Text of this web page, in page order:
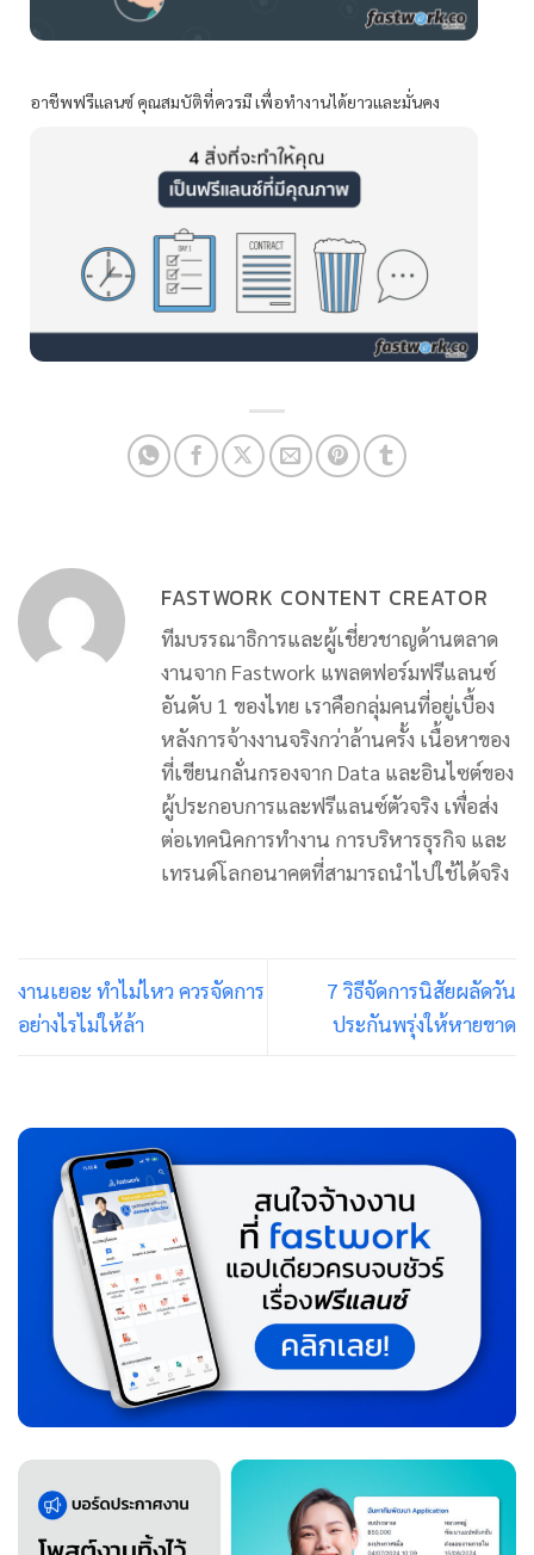
อาชีพฟรีแลนซ์ คุณสมบัติที่ควรมี เพื่อทำงานได้ยาวและมั่นคง
FASTWORK CONTENT CREATOR
ทีมบรรณาธิการและผู้เชี่ยวชาญด้านตลาด
งานจาก Fastwork แพลตฟอร์มฟรีแลนซ์
อันดับ 1 ของไทย เราคือกลุ่มคนที่อยู่เบื้อง
หลังการจ้างงานจริงกว่าล้านครั้ง เนื้อหาของ
ที่เขียนกลั่นกรองจาก Data และอินไซต์ของ
ผู้ประกอบการและฟรีแลนซ์ตัวจริง เพื่อส่ง
ต่อเทคนิคการทำงาน การบริหารธุรกิจ และ
เทรนด์โลกอนาคตที่สามารถนำไปใช้ได้จริง
งานเยอะ ทำไม่ไหว ควรจัดการ
อย่างไรไม่ให้ล้า
7 วิธีจัดการนิสัยผลัดวัน
ประกันพรุ่งให้หายขาด